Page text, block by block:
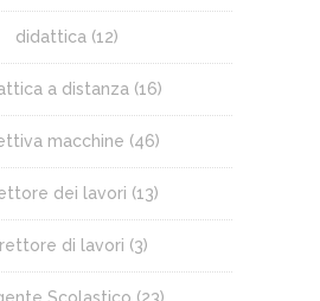
didattica(12)
a distanza(16)
macchine (46)
dei lavori (13)
di lavori (3)